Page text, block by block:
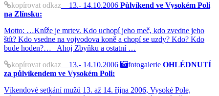
kopírovat odkaz 13.- 14.10.2006 Půlvíkend ve Vysokém Poli
na Zlínsku:
Motto: …Kníže je mrtev. Kdo uchopí jeho meč, kdo zvedne jeho
štít? Kdo vsedne na vojvodova koně a chopí se uzdy? Kdo? Kdo
bude hoden?… Ahoj Zbyňku a ostatní …
kopírovat odkaz 13.- 14.10.2006 fotogalerie OHLÉDNUTÍ
za půlvíkendem ve Vysokém Poli:
Víkendové setkání mužů 13. až 14. října 2006, Vysoké Pole,